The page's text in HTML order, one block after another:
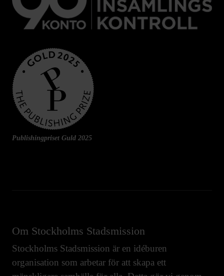
Publishingpriset Guld 2025
Om Stockholms Stadsmission
Stockholms Stadsmission är en idéburen
organisation som arbetar för att skapa ett